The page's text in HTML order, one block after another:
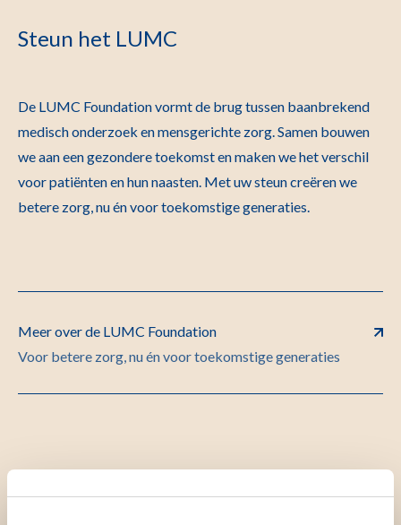
Steun het LUMC
De LUMC Foundation vormt de brug tussen baanbrekend
medisch onderzoek en mensgerichte zorg. Samen bouwen
we aan een gezondere toekomst en maken we het verschil
voor patiënten en hun naasten. Met uw steun creëren we
betere zorg, nu én voor toekomstige generaties.
Meer over de LUMC Foundation
Voor betere zorg, nu én voor toekomstige generaties